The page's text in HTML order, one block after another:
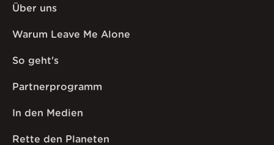
Über uns
Warum Leave Me Alone
So geht's
Partnerprogramm
In den Medien
Rette den Planeten